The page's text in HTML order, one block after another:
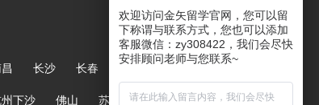
长沙 长春 哈尔滨 大连 郑州
下沙 佛山 苏州
欢迎访问金矢留学官网，您可以留
下称谓与联系方式，您也可以添加
客服微信：zy308422，我们会尽快
安排顾问老师与您联系~